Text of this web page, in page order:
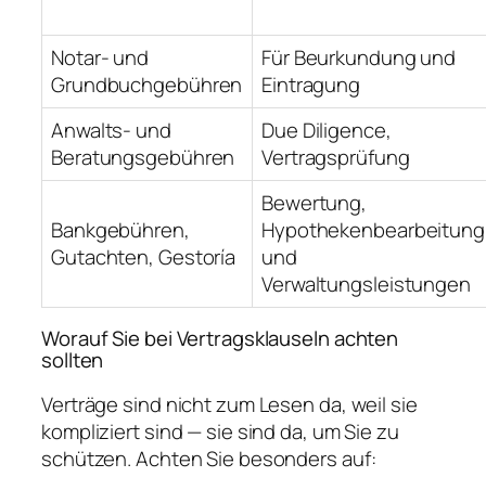
Notar- und
Grundbuchgebühren
Für Beurkundung und
Eintragung
Anwalts- und
Beratungsgebühren
Due Diligence,
Vertragsprüfung
Bankgebühren,
Gutachten, Gestoría
Bewertung,
Hypothekenbearbeitung
und
Verwaltungsleistungen
Worauf Sie bei Vertragsklauseln achten
sollten
Verträge sind nicht zum Lesen da, weil sie
kompliziert sind — sie sind da, um Sie zu
schützen. Achten Sie besonders auf: